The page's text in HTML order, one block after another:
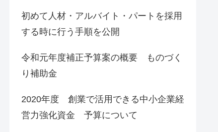
初めて人材・アルバイト・パートを採用
する時に行う手順を公開
令和元年度補正予算案の概要 ものづく
り補助金
2020年度 創業で活用できる中小企業経
営力強化資金 予算について